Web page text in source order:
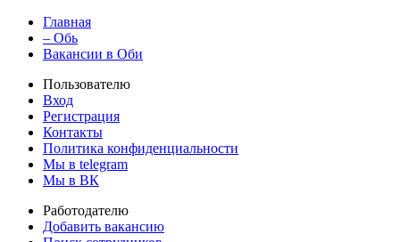
Главная
– Обь
Вакансии в Оби
Пользователю
Вход
Регистрация
Контакты
Политика конфиденциальности
Мы в telegram
Мы в ВК
Работодателю
Добавить вакансию